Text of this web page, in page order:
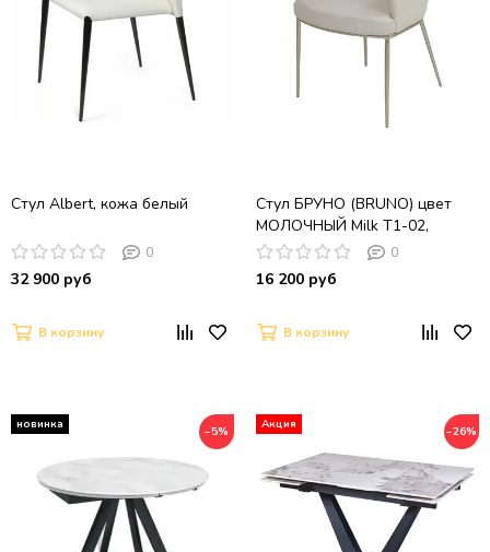
Стул Albert, кожа белый
0
32 900 руб
В корзину
Стул БРУНО (BRUNO) цвет
МОЛОЧНЫЙ Milk T1-02,
экокожа / шампань, ®DISAUR
0
16 200 руб
В корзину
−5% −26%